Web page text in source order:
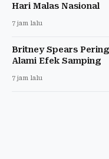
Hari Malas Nasional
7 jam lalu
Britney Spears
Alami Efek Samping
7 jam lalu